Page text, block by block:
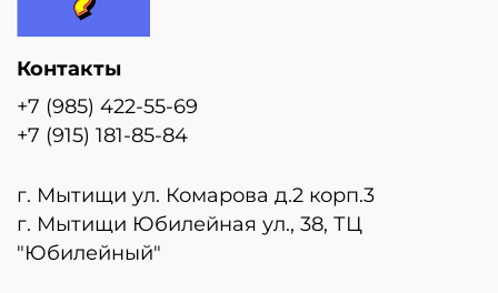
Контакты
+7 (985) 422-55-69
+7 (915) 181-85-84
г. Мытищи ул. Комарова д.2 корп.3
г. Мытищи Юбилейная ул., 38, ТЦ
"Юбилейный"